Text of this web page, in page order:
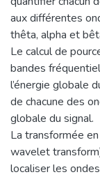
aux différentes
thêta, alpha et
Le calcul de
bandes
l’énergie globale
de chacune des
globale du signal.
La transformée
wavelet
localiser les